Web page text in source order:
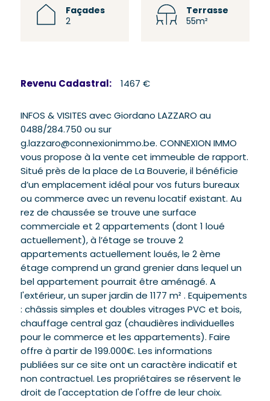
Façades
2
Terrasse
55m²
Revenu Cadastral: 1467 €
INFOS & VISITES avec Giordano LAZZARO au
0488/284.750 ou sur
g.lazzaro@connexionimmo.be. CONNEXION IMMO
vous propose à la vente cet immeuble de rapport.
Situé près de la place de La Bouverie, il bénéficie
d’un emplacement idéal pour vos futurs bureaux
ou commerce avec un revenu locatif existant. Au
rez de chaussée se trouve une surface
commerciale et 2 appartements (dont 1 loué
actuellement), à l’étage se trouve 2
appartements actuellement loués, le 2 ème
étage comprend un grand grenier dans lequel un
bel appartement pourrait être aménagé. A
l'extérieur, un super jardin de 1177 m² . Equipements
: châssis simples et doubles vitrages PVC et bois,
chauffage central gaz (chaudières individuelles
pour le commerce et les appartements). Faire
offre à partir de 199.000€. Les informations
publiées sur ce site ont un caractère indicatif et
non contractuel. Les propriétaires se réservent le
droit de l'acceptation de l'offre de leur choix.